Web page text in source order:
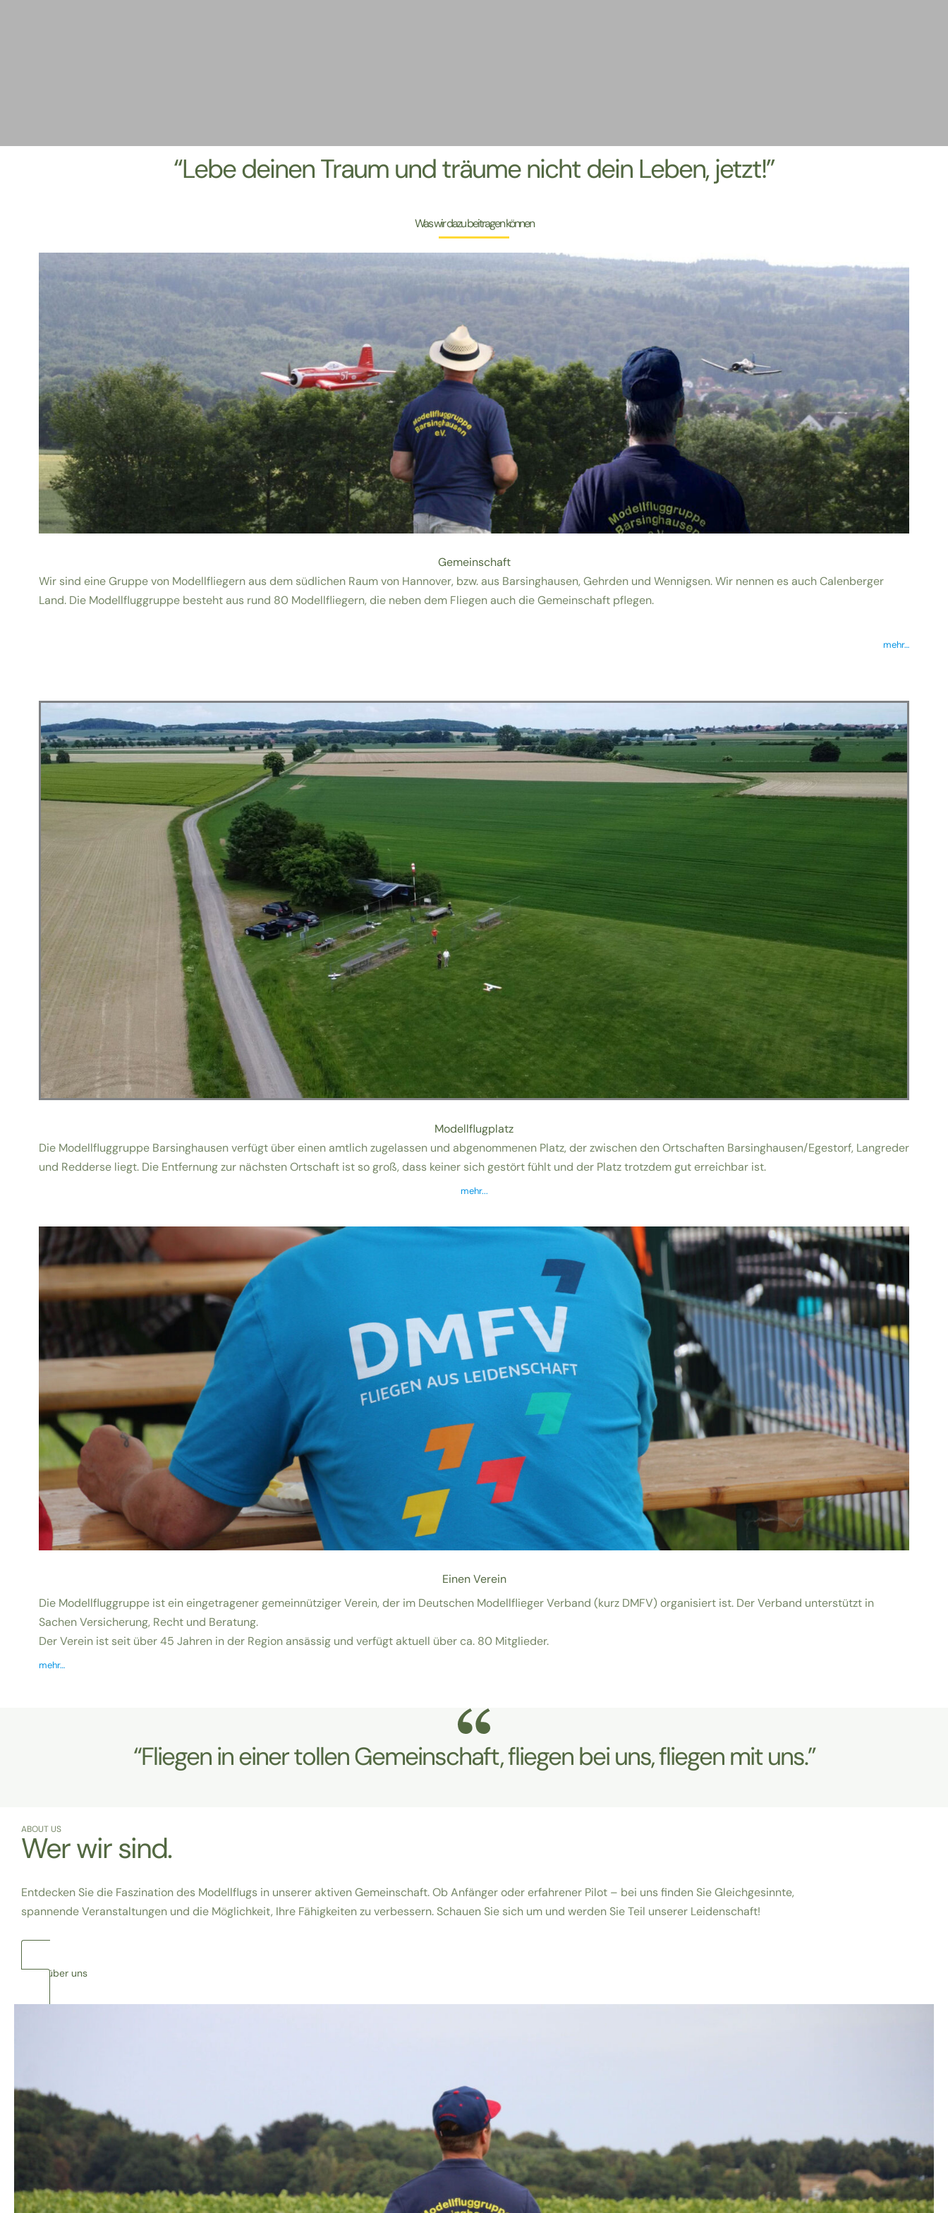
“Lebe deinen Traum und träume nicht dein Leben, jetzt!”
Was wir dazu beitragen können
Gemeinschaft
Wir sind eine Gruppe von Modellfliegern aus dem südlichen Raum von Hannover, bzw. aus Barsinghausen, Gehrden und Wennigsen. Wir nennen es auch Calenberger
Land. Die Modellfluggruppe besteht aus rund 80 Modellfliegern, die neben dem Fliegen auch die Gemeinschaft pflegen.
mehr…
Modellflugplatz
Die Modellfluggruppe Barsinghausen verfügt über einen amtlich zugelassen und abgenommenen Platz, der zwischen den Ortschaften Barsinghausen/Egestorf, Langreder
und Redderse liegt. Die Entfernung zur nächsten Ortschaft ist so groß, dass keiner sich gestört fühlt und der Platz trotzdem gut erreichbar ist.
mehr...
Einen Verein
Die Modellfluggruppe ist ein eingetragener gemeinnütziger Verein, der im Deutschen Modellflieger Verband (kurz DMFV) organisiert ist. Der Verband unterstützt in
Sachen Versicherung, Recht und Beratung.
Der Verein ist seit über 45 Jahren in der Region ansässig und verfügt aktuell über ca. 80 Mitglieder.
mehr…
“Fliegen in einer tollen Gemeinschaft, fliegen bei uns, fliegen mit uns.”
ABOUT US
Wer wir sind.
Entdecken Sie die Faszination des Modellflugs in unserer aktiven Gemeinschaft. Ob Anfänger oder erfahrener Pilot – bei uns finden Sie Gleichgesinnte,
spannende Veranstaltungen und die Möglichkeit, Ihre Fähigkeiten zu verbessern. Schauen Sie sich um und werden Sie Teil unserer Leidenschaft!
Mehr über uns